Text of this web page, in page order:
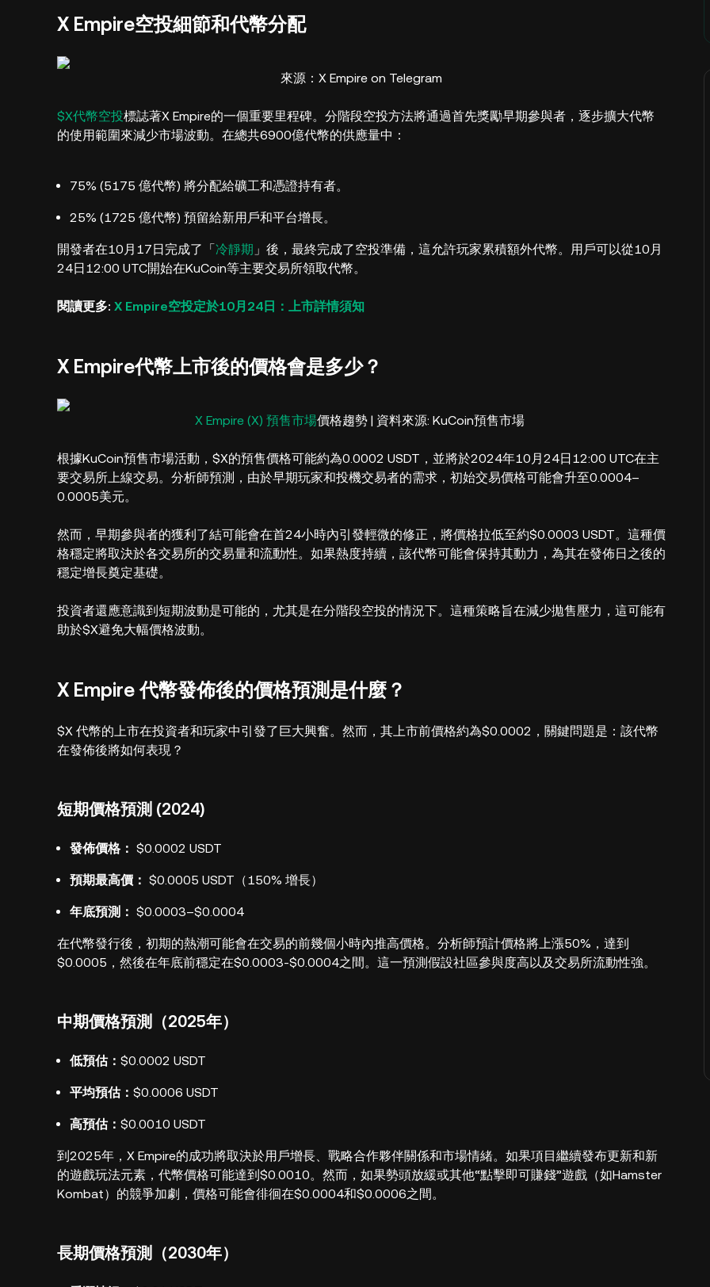
X Empire空投細節和代幣分配
來源：X Empire on Telegram
$X代幣空投標誌著X Empire的一個重要里程碑。分階段空投方法將通過首先獎勵早期參與者，逐步擴大代幣
的使用範圍來減少市場波動。在總共6900億代幣的供應量中：
75% (5175 億代幣) 將分配給礦工和憑證持有者。
25% (1725 億代幣) 預留給新用戶和平台增長。
開發者在10月17日完成了「冷靜期 」後，最終完成了空投準備，這允許玩家累積額外代幣。用戶可以從10月
24日12:00 UTC開始在KuCoin等主要交易所領取代幣。
閱讀更多: X Empire空投定於10月24日：上市詳情須知
X Empire代幣上市後的價格會是多少？
X Empire (X) 預售市場價格趨勢 | 資料來源: KuCoin預售市場
根據KuCoin預售市場活動，$X的預售價格可能約為0.0002 USDT，並將於2024年10月24日12:00 UTC在主
要交易所上線交易。分析師預測，由於早期玩家和投機交易者的需求，初始交易價格可能會升至0.0004–
0.0005美元。
然而，早期參與者的獲利了結可能會在首24小時內引發輕微的修正，將價格拉低至約$0.0003 USDT。這種價
格穩定將取決於各交易所的交易量和流動性。如果熱度持續，該代幣可能會保持其動力，為其在發佈日之後的
穩定增長奠定基礎。
投資者還應意識到短期波動是可能的，尤其是在分階段空投的情況下。這種策略旨在減少拋售壓力，這可能有
助於$X避免大幅價格波動。
X Empire 代幣發佈後的價格預測是什麼？
$X 代幣的上市在投資者和玩家中引發了巨大興奮。然而，其上市前價格約為$0.0002，關鍵問題是：該代幣
在發佈後將如何表現？
短期價格預測 (2024)
發佈價格： $0.0002 USDT
預期最高價： $0.0005 USDT（150% 增長）
年底預測： $0.0003–$0.0004
在代幣發行後，初期的熱潮可能會在交易的前幾個小時內推高價格。分析師預計價格將上漲50%，達到
$0.0005，然後在年底前穩定在$0.0003-$0.0004之間。這一預測假設社區參與度高以及交易所流動性強。
中期價格預測（2025年）
低預估： $0.0002 USDT
平均預估： $0.0006 USDT
高預估： $0.0010 USDT
到2025年，X Empire的成功將取決於用戶增長、戰略合作夥伴關係和市場情緒。如果項目繼續發布更新和新
的遊戲玩法元素，代幣價格可能達到$0.0010。然而，如果勢頭放緩或其他“點擊即可賺錢”遊戲（如Hamster
Kombat）的競爭加劇，價格可能會徘徊在$0.0004和$0.0006之間。
長期價格預測（2030年）